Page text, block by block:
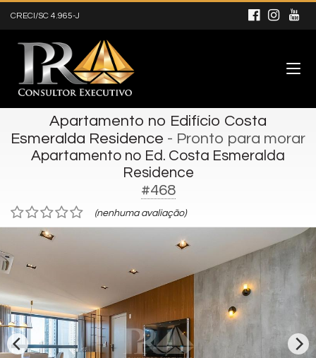
CRECI/SC 4.965-J
Apartamento no Edifício Costa
Esmeralda Residence - Pronto para morar
Apartamento no Ed. Costa Esmeralda
Residence
#468
(nenhuma avaliação)